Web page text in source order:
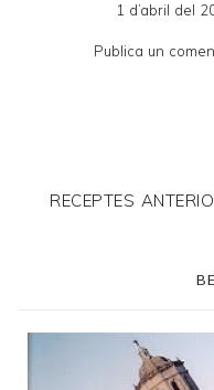
1 d’abril del
Publica un
RECEPTES